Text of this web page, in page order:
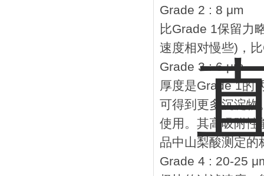
Grade 2 : 8 μm
比Grade 1保留力
速度相对慢些)，
Grade 3 : 6 μm
厚度是Grade 1的
可得到更多沉淀物
使用。其高吸附性
品中山梨酸测定的
Grade 4 : 20-25